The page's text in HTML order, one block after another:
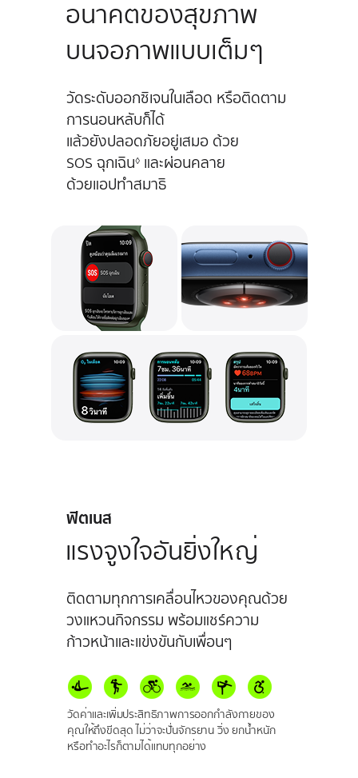
อนาคตของสุขภาพ
บนจอภาพแบบเต็มๆ
วัดระดับออกซิเจนในเลือด หรือติดตาม
การนอนหลับก็ได้
แล้วยังปลอดภัยอยู่เสมอ ด้วย
SOS ฉุกเฉิน◊ และผ่อนคลาย
ด้วยแอปทำสมาธิ
ฟิตเนส
แรงจูงใจอันยิ่งใหญ่
ติดตามทุกการเคลื่อนไหวของคุณด้วย
วงแหวนกิจกรรม พร้อมแชร์ความ
ก้าวหน้าและแข่งขันกับเพื่อนๆ
วัดค่าและเพิ่มประสิทธิภาพการออกกำลังกายของ
คุณให้ถึงขีดสุดไม่ว่าจะปั่นจักรยาน วิ่งยกน้ำหนัก
หรือทำอะไรก็ตามได้แทบทุกอย่าง